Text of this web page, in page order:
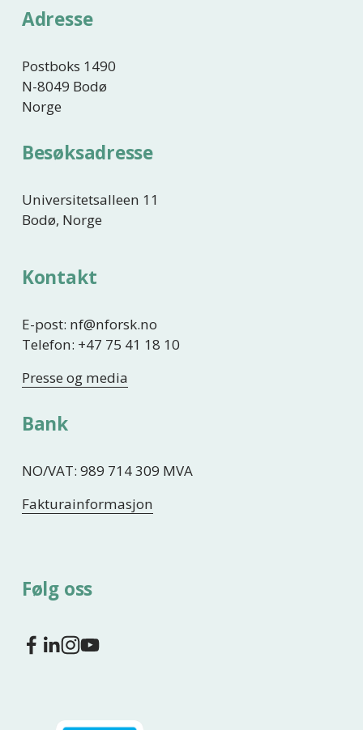
i
Adresse
Postboks 1490
N-8049 Bodø
Norge
Besøksadresse
Universitetsalleen 11
Bodø, Norge
Kontakt
E-post: nf@nforsk.no
Telefon: +47 75 41 18 10
Presse og media
Bank
NO/VAT: 989 714 309 MVA
Fakturainformasjon
Følg oss